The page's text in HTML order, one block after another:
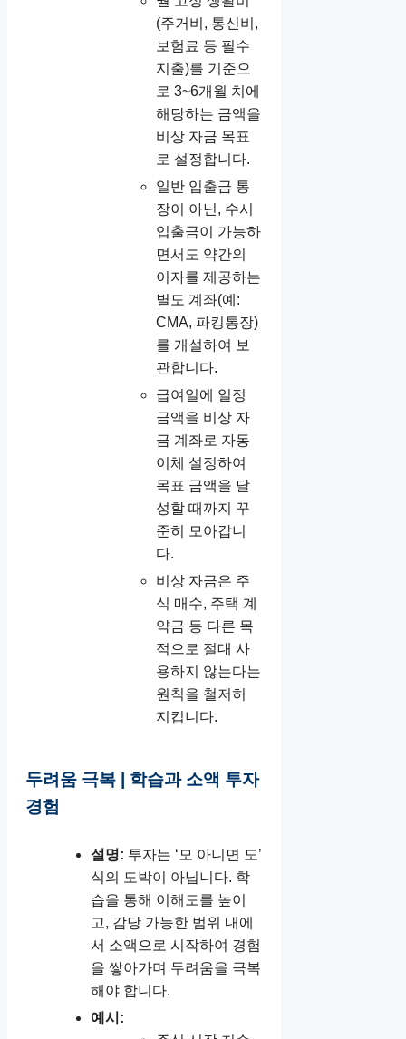
(주거비, 통신비,
보험료 등 필수
지출)를 기준으
로 3~6개월 치에
해당하는 금액을
비상 자금 목표
로 설정합니다.
일반 입출금 통
장이 아닌, 수시
입출금이 가능하
면서도 약간의
이자를 제공하는
별도 계좌(예:
CMA, 파킹통장)
를 개설하여 보
관합니다.
급여일에 일정
금액을 비상 자
금 계좌로 자동
이체 설정하여
목표 금액을 달
성할 때까지 꾸
준히 모아갑니
다.
비상 자금은 주
식 매수, 주택 계
약금 등 다른 목
적으로 절대 사
용하지 않는다는
원칙을 철저히
지킵니다.
두려움 극복 | 학습과 소액 투자
경험
설명: 투자는 ‘모 아니면 도’
식의 도박이 아닙니다. 학
습을 통해 이해도를 높이
고, 감당 가능한 범위 내에
서 소액으로 시작하여 경험
을 쌓아가며 두려움을 극복
해야 합니다.
예시: